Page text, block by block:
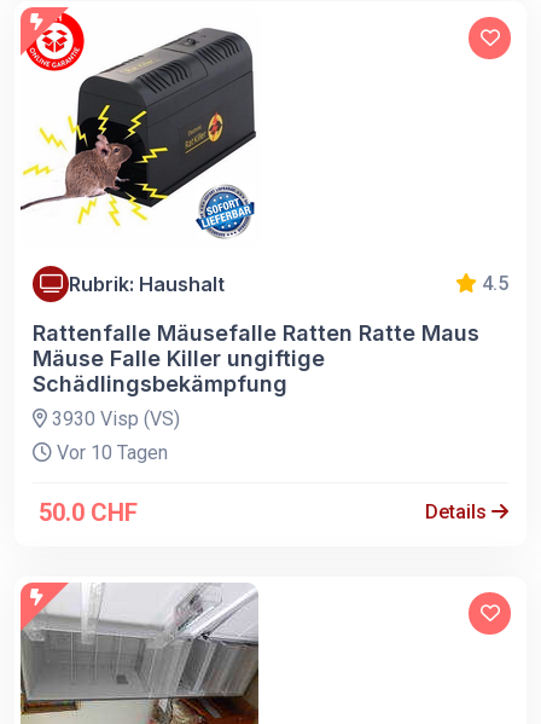
Rubrik: Haushalt 4.5
Rattenfalle Mäusefalle Ratten Ratte Maus
Mäuse Falle Killer ungiftige
Schädlingsbekämpfung
3930 Visp (VS)
Vor 10 Tagen
50.0 CHF Details